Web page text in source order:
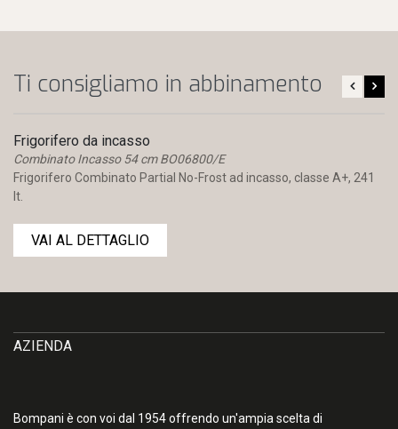
Ti consigliamo in abbinamento
Frigorifero da incasso
Combinato Incasso 54 cm BO06800/E
Frigorifero Combinato Partial No-Frost ad incasso, classe A+, 241
lt.
VAI AL DETTAGLIO
AZIENDA
Bompani è con voi dal 1954 offrendo un'ampia scelta di